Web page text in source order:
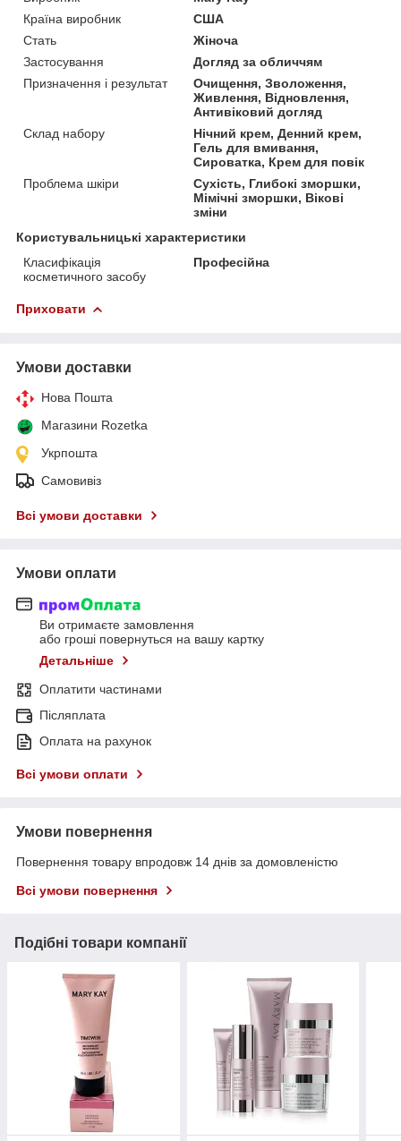
Країна виробник
США
Стать
Жіноча
Застосування
Догляд за обличчям
Призначення і результат
Очищення, Зволоження,
Живлення, Відновлення,
Антивіковий догляд
Склад набору
Нічний крем, Денний крем,
Гель для вмивання,
Сироватка, Крем для повік
Проблема шкіри
Сухість, Глибокі зморшки,
Мімічні зморшки, Вікові
зміни
Користувальницькі характеристики
Класифікація
косметичного засобу
Професійна
Приховати
Умови доставки
Нова Пошта
Магазини Rozetka
Укрпошта
Самовивіз
Всі умови доставки
Умови оплати
Ви отримаєте замовлення
або гроші повернуться на вашу картку
Детальніше
Оплатити частинами
Післяплата
Оплата на рахунок
Всі умови оплати
Умови повернення
Повернення товару впродовж 14 днів за домовленістю
Всі умови повернення
Подібні товари компанії